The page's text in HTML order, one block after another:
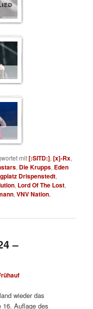
mit[:SITD:],[x]-Rx,
, Die Krupps, Eden
Drispenstedt,
, Lord Of The Lost,
,VNV Nation,
–
wieder das
16. Auflage des